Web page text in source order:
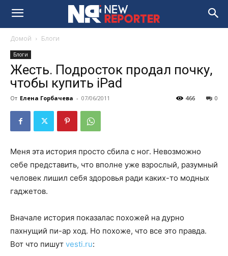
Домой Блоги
Блоги
Жесть. Подросток продал почку,
чтобы купить iPad
От Елена Горбачева - 07/06/2011 0
466
Меня эта история просто сбила с ног. Невозможно
себе представить, что вполне уже взрослый, разумный
человек лишил себя здоровья ради каких-то модных
гаджетов.
Вначале история показалас похожей на дурно
пахнущий пи-ар ход. Но похоже, что все это правда.
Вот что пишут vesti.ru: